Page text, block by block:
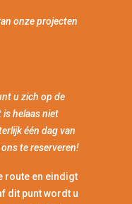
onze projecten
u zich op de
helaas niet
één dag van
te reserveren!
route en eindigt
dit punt wordt u